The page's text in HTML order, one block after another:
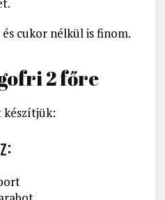
cukor nélkül is finom.
2 főre
készítjük: